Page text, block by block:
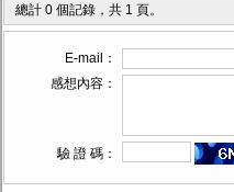
總計 0 個記錄，共 1 頁。
E-mail：
感想內容：
驗 證 碼：